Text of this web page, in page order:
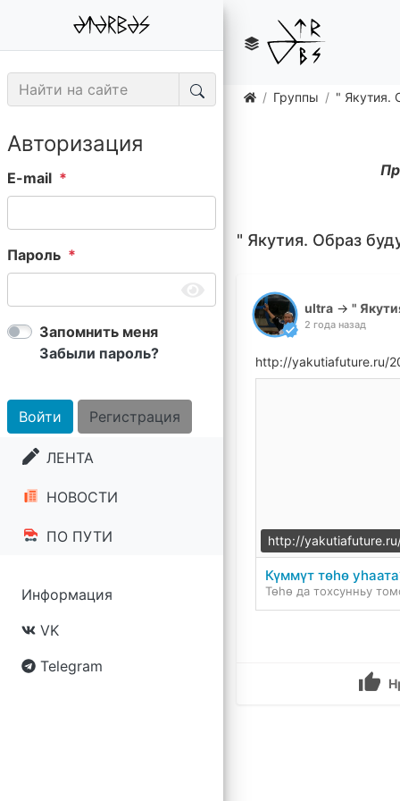
Авторизация
E-mail
Пароль
Запомнить меня
Забыли пароль?
Войти Регистрация
ЛЕНТА
НОВОСТИ
ПО ПУТИ
Информация
VK
Telegram
Группы " Якутия.
" Якутия. Образ
ultra → "
2 года назад
http://yakutiafuture.ru/
http://
Күммүт төһө